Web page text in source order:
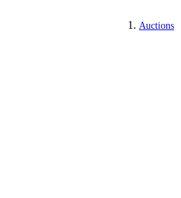
Auctions